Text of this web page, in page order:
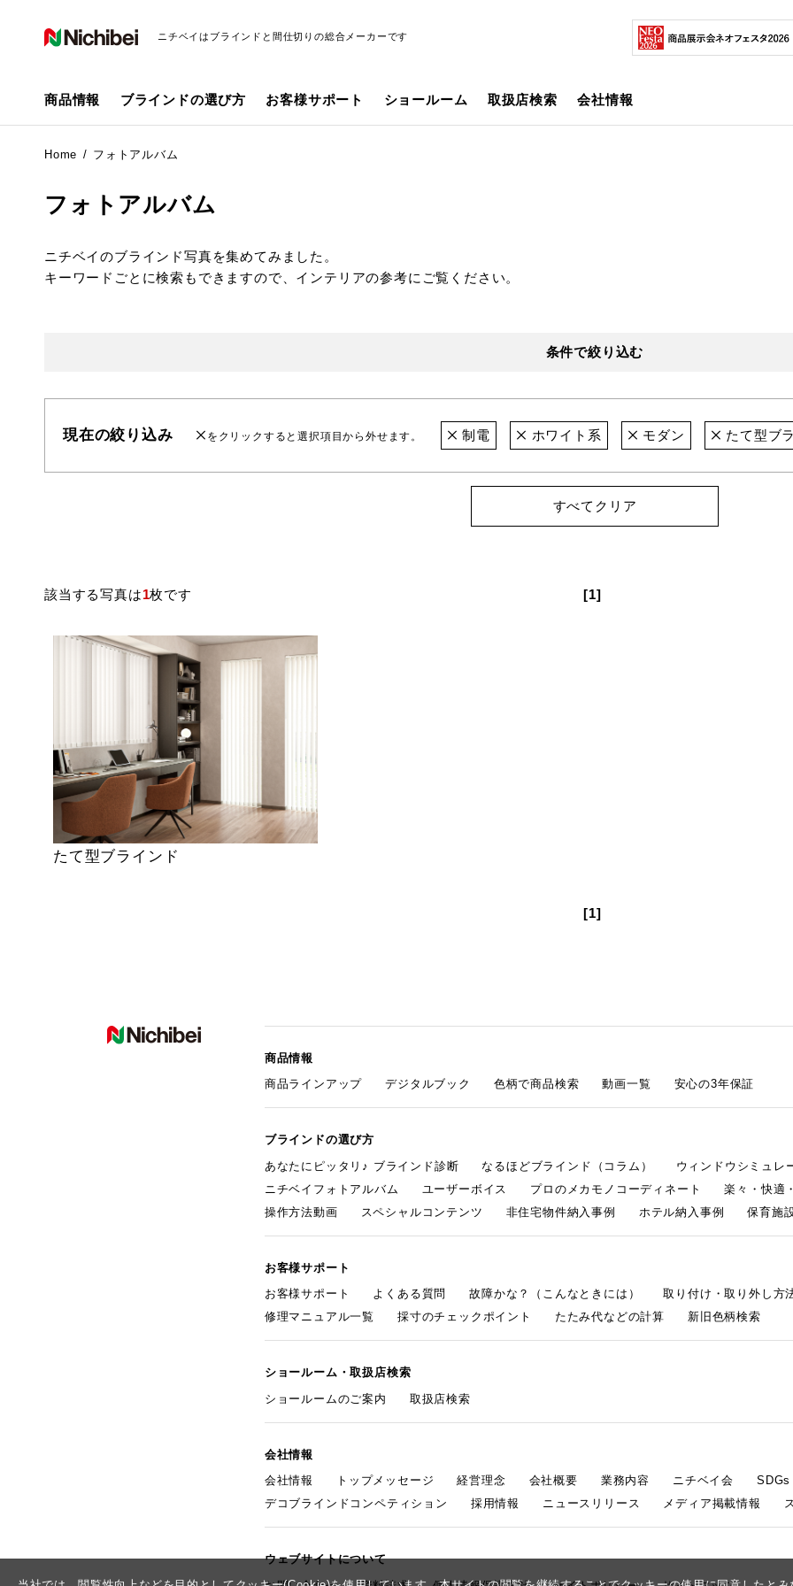
ニチベイはブラインドと間仕切りの総合メーカーです
商品情報 ブラインドの選び方 お客様サポート ショールーム 取扱店検索 会社情報
Home フォトアルバム
フォトアルバム
ニチベイのブラインド写真を集めてみました。
キーワードごとに検索もできますので、インテリアの参考にご覧ください。
条件で絞り込む
現在の絞り込み をクリックすると選択項目から外せます。 制電 ホワイト系 モダン たて型ブ
すべてクリア
該当する写真は1枚です [1]
たて型ブラインド
[1]
商品情報
商品ラインアップ
デジタルブック 色柄で商品検索 動画一覧 安心の3年保証
ブラインドの選び方
あなたにピッタリ♪ ブラインド診断
なるほどブラインド（コラム）
ウィンドウシミュレ
ニチベイフォトアルバム
ユーザーボイス プロのメカモノコーディネート
楽々・快適
操作方法動画
スペシャルコンテンツ 非住宅物件納入事例 ホテル納入事例 保育施
お客様サポート
お客様サポート
よくある質問 故障かな？（こんなときには）
取り付け・取り外し方
修理マニュアル一覧
採寸のチェックポイント たたみ代などの計算 新旧色柄検索
ショールーム・取扱店検索
ショールームのご案内
取扱店検索
会社情報
会社情報
トップメッセージ 経営理念 会社概要 業務内容 ニチベイ会
SDGs
デコブラインドコンペティション
採用情報 ニュースリリース メディア掲載情報
ウェブサイトについて